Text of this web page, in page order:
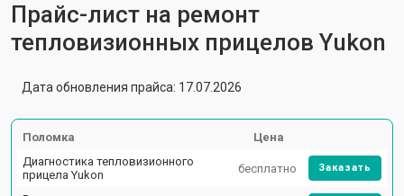
Прайс-лист на ремонт
тепловизионных прицелов Yukon
Дата обновления прайса: 17.07.2026
Поломка
Цена
Диагностика тепловизионного
прицела Yukon
бесплатно Заказать